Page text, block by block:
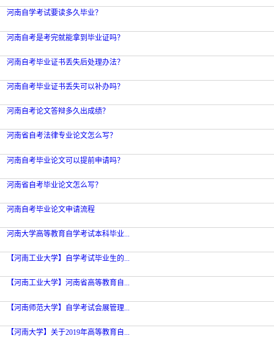
河南自学考试要读多久毕业？
河南自考是考完就能拿到毕业证吗？
河南自考毕业证书丢失后处理办法？
河南自考毕业证书丢失可以补办吗？
河南自考论文答辩多久出成绩？
河南省自考法律专业论文怎么写？
河南自考毕业论文可以提前申请吗？
河南省自考毕业论文怎么写？
河南自考毕业论文申请流程
河南大学高等教育自学考试本科毕业...
【河南工业大学】自学考试毕业生的...
【河南工业大学】河南省高等教育自...
【河南师范大学】自学考试会展管理...
【河南大学】关于2019年高等教育自...